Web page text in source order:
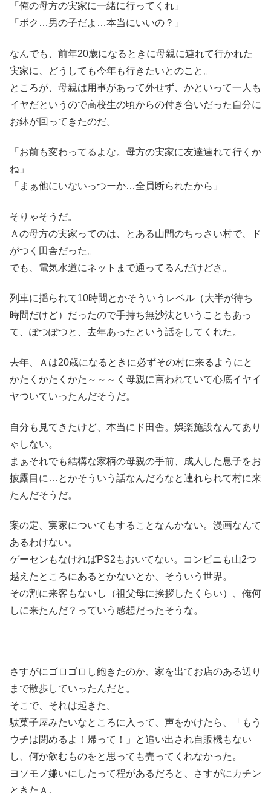
「俺の母方の実家に一緒に行ってくれ」
「ボク…男の子だよ…本当にいいの？」
なんでも、前年20歳になるときに母親に連れて行かれた
実家に、どうしても今年も行きたいとのこと。
ところが、母親は用事があって外せず、かといって一人も
イヤだというので高校生の頃からの付き合いだった自分に
お鉢が回ってきたのだ。
「お前も変わってるよな。母方の実家に友達連れて行くか
ね」
「まぁ他にいないっつーか…全員断られたから」
そりゃそうだ。
Ａの母方の実家ってのは、とある山間のちっさい村で、ド
がつく田舎だった。
でも、電気水道にネットまで通ってるんだけどさ。
列車に揺られて10時間とかそういうレベル（大半が待ち
時間だけど）だったので手持ち無沙汰ということもあっ
て、ぽつぽつと、去年あったという話をしてくれた。
去年、Ａは20歳になるときに必ずその村に来るようにと
かたくかたくかた～～～く母親に言われていて心底イヤイ
ヤついていったんだそうだ。
自分も見てきたけど、本当にド田舎。娯楽施設なんてあり
ゃしない。
まぁそれでも結構な家柄の母親の手前、成人した息子をお
披露目に…とかそういう話なんだろなと連れられて村に来
たんだそうだ。
案の定、実家についてもすることなんかない。漫画なんて
あるわけない。
ゲーセンもなければPS2もおいてない。コンビニも山2つ
越えたところにあるとかないとか、そういう世界。
その割に来客もないし（祖父母に挨拶したくらい）、俺何
しに来たんだ？っていう感想だったそうな。
さすがにゴロゴロし飽きたのか、家を出てお店のある辺り
まで散歩していったんだと。
そこで、それは起きた。
駄菓子屋みたいなところに入って、声をかけたら、「もう
ウチは閉めるよ！帰って！」と追い出され自販機もない
し、何か飲むものをと思っても売ってくれなかった。
ヨソモノ嫌いにしたって程があるだろと、さすがにカチン
ときたＡ。